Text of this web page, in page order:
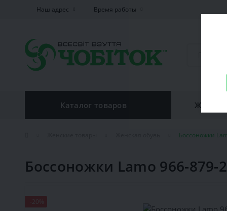
Наш адрес Время работы
Каталог товаров
Боссоножки
Боссоножки Lamo 966-879-
-20%